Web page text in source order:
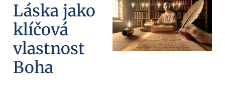
Láska jako
klíčová
vlastnost
Boha